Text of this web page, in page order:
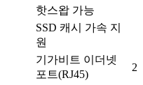
핫스왑 가능
SSD 캐시 가속 지
원
기가비트 이더넷
포트(RJ45)
2